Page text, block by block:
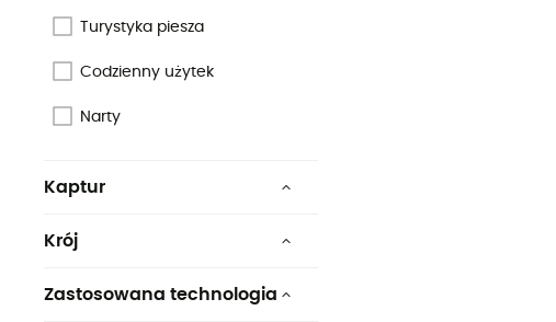
Turystyka piesza
Codzienny użytek
Narty
Kaptur
Krój
Zastosowana technologia